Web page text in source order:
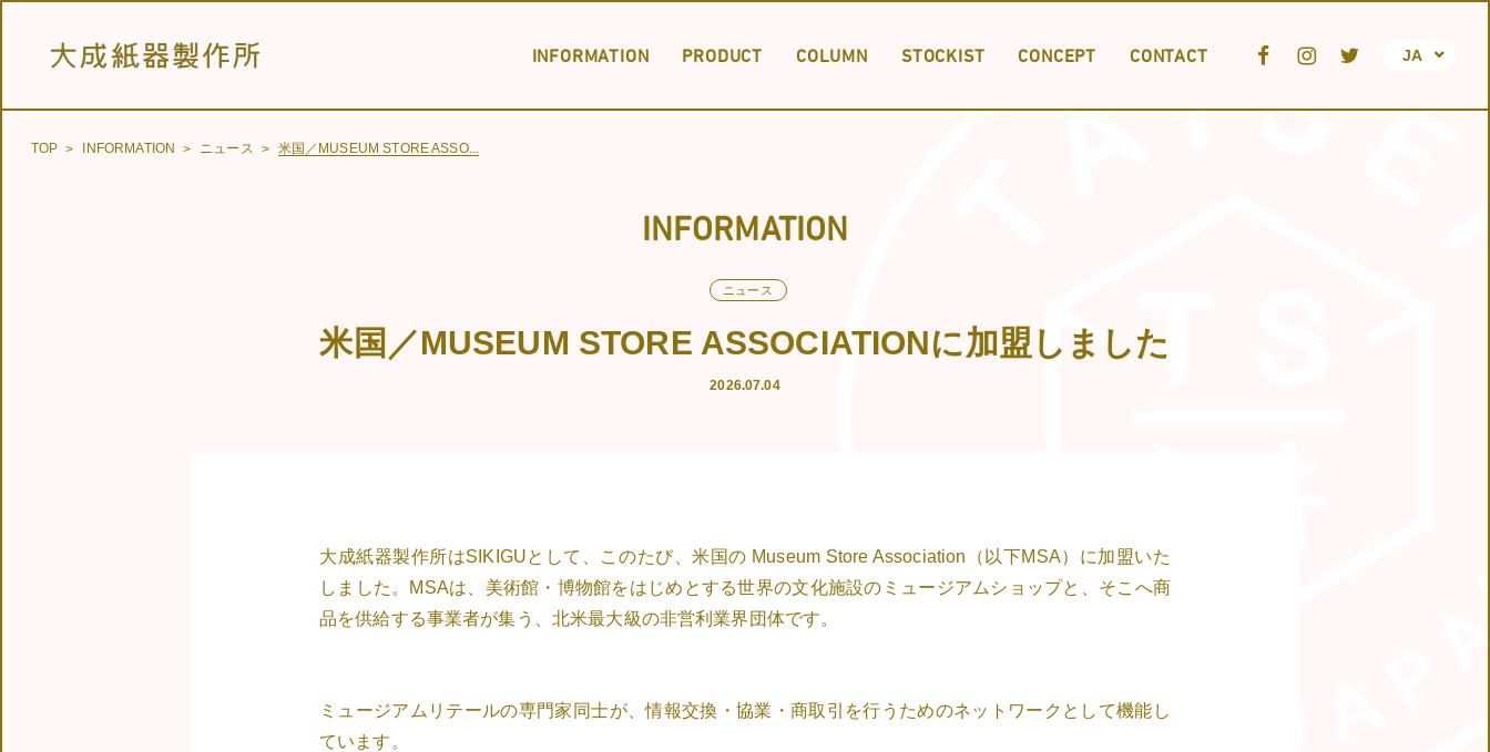
INFORMATION PRODUCT COLUMN STOCKIST CONCEPT CONTACT
JA
INFORMATION
COLUMN
TOP INFORMATION ニュース 米国／MUSEUM STORE ASSO...
INFORMATION
ニュース
米国／MUSEUM STORE ASSOCIATIONに加盟しました
2026.07.04
大成紙器製作所はSIKIGUとして、このたび、米国の Museum Store Association（以下MSA）に加盟いた
しました。MSAは、美術館・博物館をはじめとする世界の文化施設のミュージアムショップと、そこへ商
品を供給する事業者が集う、北米最大級の非営利業界団体です。
ミュージアムリテールの専門家同士が、情報交換・協業・商取引を行うためのネットワークとして機能し
ています。